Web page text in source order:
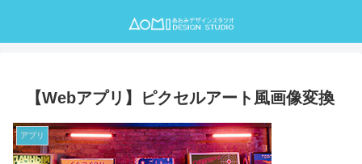
【Webアプリ】ピクセルアート風画像変換
アプリ